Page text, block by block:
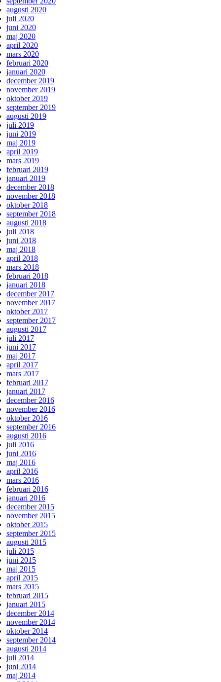
augusti 2020
juli 2020
juni 2020
maj 2020
april 2020
mars 2020
februari 2020
januari 2020
december 2019
november 2019
oktober 2019
september 2019
augusti 2019
juli 2019
juni 2019
maj 2019
april 2019
mars 2019
februari 2019
januari 2019
december 2018
november 2018
oktober 2018
september 2018
augusti 2018
juli 2018
juni 2018
maj 2018
april 2018
mars 2018
februari 2018
januari 2018
december 2017
november 2017
oktober 2017
september 2017
augusti 2017
juli 2017
juni 2017
maj 2017
april 2017
mars 2017
februari 2017
januari 2017
december 2016
november 2016
oktober 2016
september 2016
augusti 2016
juli 2016
juni 2016
maj 2016
april 2016
mars 2016
februari 2016
januari 2016
december 2015
november 2015
oktober 2015
september 2015
augusti 2015
juli 2015
juni 2015
maj 2015
april 2015
mars 2015
februari 2015
januari 2015
december 2014
november 2014
oktober 2014
september 2014
augusti 2014
juli 2014
juni 2014
maj 2014